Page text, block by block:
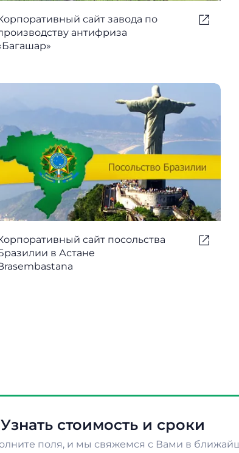
сайт завода по
антифриза
сайт посольства
в Астане
Узнать стоимость и сроки
поля, и мы свяжемся с Вами в